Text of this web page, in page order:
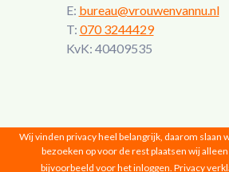
E: bureau@vrouwenvannu.nl
T: 070 3244429
KvK: 40409535
Vrouwen van Nu © 2026 |
Wij vinden privacy heel belangrijk, daarom slaan
bezoeken op voor de rest plaatsen wij
bijvoorbeeld voor het inloggen. Privacy